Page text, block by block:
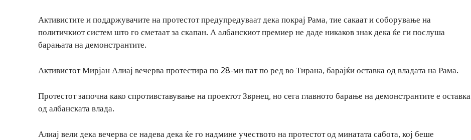
Активистите и поддржувачите на протестот предупредуваат дека покрај Рама, тие сакаат и соборување на
политичкиот систем што го сметаат за скапан. А албанскиот премиер не даде никаков знак дека ќе ги послуша
барањата на демонстрантите.
Активистот Мирјан Алиај вечерва протестира по 28-ми пат по ред во Тирана, барајќи оставка од владата на Рама.
Протестот започна како спротивставување на проектот Зврнец, но сега главното барање на демонстрантите е оставка
од албанската влада.
Алиај вели дека вечерва се надева дека ќе го надмине учеството на протестот од минатата сабота, кој беше